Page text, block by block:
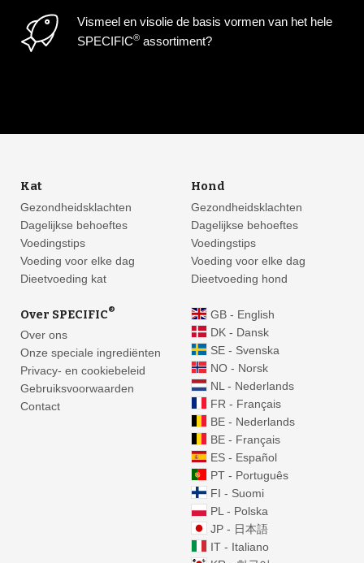
Vismeel en visolie de basis vormen van het hele
SPECIFIC® assortiment?
Kat
Gezondheidsklachten
Dagelijkse behoeftes
Voedingstips
Voeding voor elke dag
Dieetvoeding kat
Hond
Gezondheidsklachten
Dagelijkse behoeftes
Voedingstips
Voeding voor elke dag
Dieetvoeding hond
Over SPECIFIC®
Over ons
Onze speciale ingrediënten
Privacy- en cookiebeleid
Gebruiksvoorwaarden
Contact
GB - English
DK - Dansk
SE - Svenska
NO - Norsk
NL - Nederlands
FR - Français
BE - Nederlands
BE - Français
ES - Español
PT - Português
FI - Suomi
PL - Polska
JP - 日本語
IT - Italiano